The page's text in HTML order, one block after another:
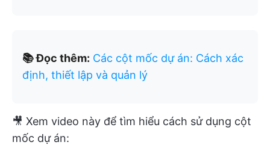
📚 Đọc thêm: Các cột mốc dự án: Cách xác
định, thiết lập và quản lý
🎥 Xem video này để tìm hiểu cách sử dụng cột
mốc dự án: